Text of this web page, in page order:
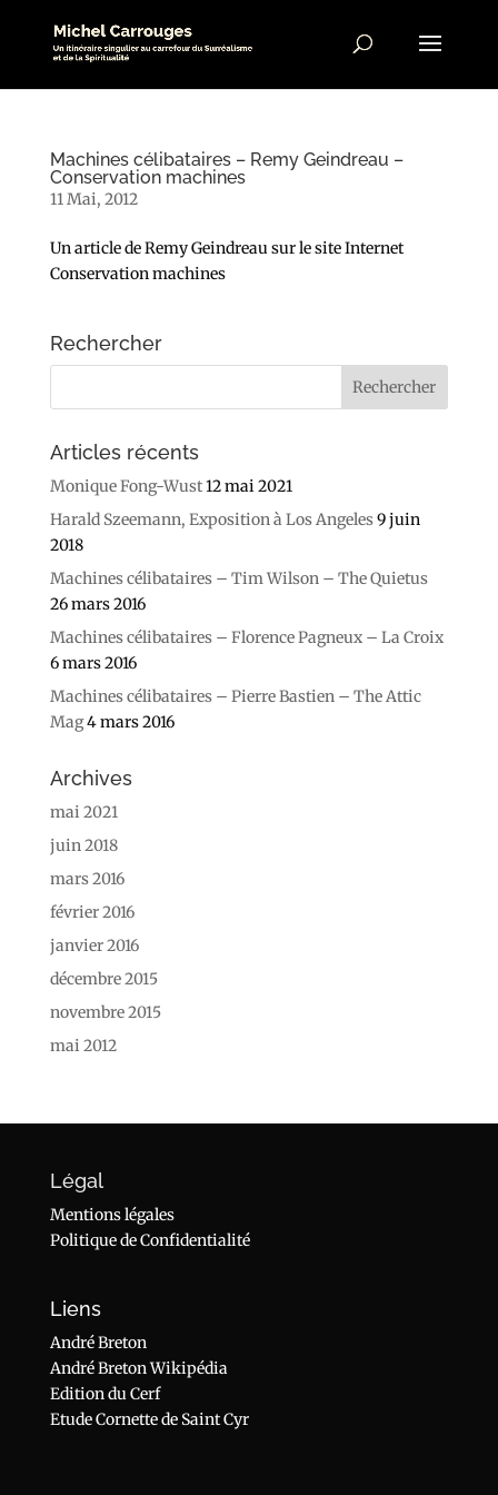
Machines célibataires – Remy Geindreau –
Conservation machines
11 Mai, 2012
Un article de Remy Geindreau sur le site Internet
Conservation machines
Rechercher
Articles récents
Monique Fong-Wust12 mai 2021
Harald Szeemann, Exposition à Los Angeles9 juin
2018
Machines célibataires – Tim Wilson – The Quietus
26 mars 2016
Machines célibataires – Florence Pagneux – La Croix
6 mars 2016
Machines célibataires – Pierre Bastien – The Attic
Mag4 mars 2016
Archives
mai 2021
juin 2018
mars 2016
février 2016
janvier 2016
décembre 2015
novembre 2015
mai 2012
Légal
Mentions légales
Politique de Confidentialité
Liens
André Breton
André Breton Wikipédia
Edition du Cerf
Etude Cornette de Saint Cyr